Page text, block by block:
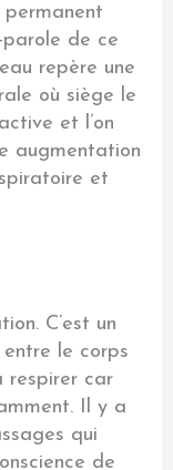
de ce
repère une
où siège le
et l’on
augmentation
et
C’est un
le corps
respirer car
Il y a
qui
de